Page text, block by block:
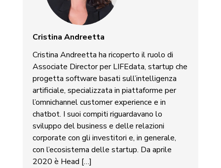
Cristina Andreetta
Cristina Andreetta ha ricoperto il ruolo di
Associate Director per LIFEdata, startup che
progetta software basati sull’intelligenza
artificiale, specializzata in piattaforme per
l’omnichannel customer experience e in
chatbot. I suoi compiti riguardavano lo
sviluppo del business e delle relazioni
corporate con gli investitori e, in generale,
con l’ecosistema delle startup. Da aprile
2020 è Head […]